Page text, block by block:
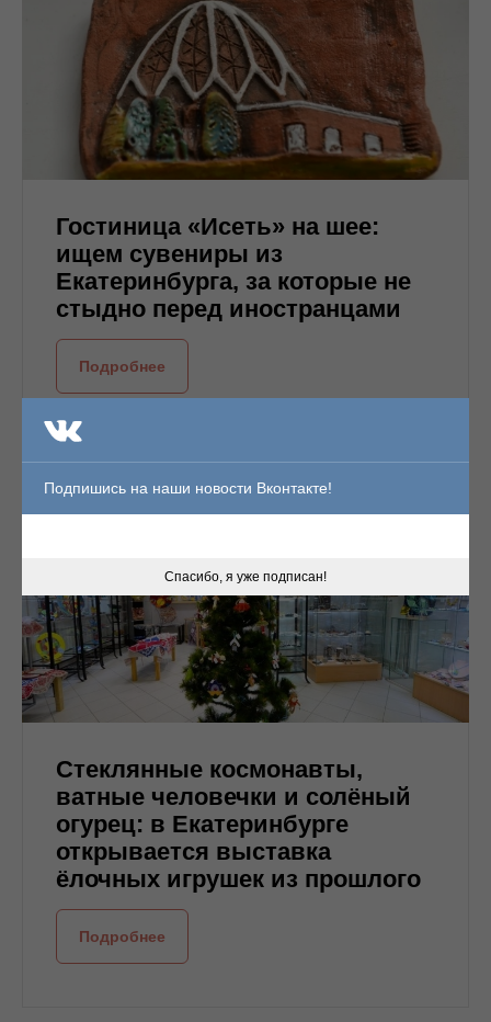
Гостиница «Исеть» на шее:
ищем сувениры из
Екатеринбурга, за которые не
стыдно перед иностранцами
Подробнее
Стеклянные космонавты,
ватные человечки и солёный
огурец: в Екатеринбурге
открывается выставка
ёлочных игрушек из прошлого
Подробнее
Подпишись на наши новости Вконтакте!
Спасибо, я уже подписан!